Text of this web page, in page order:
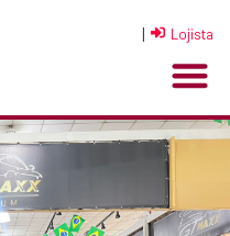
| Lojista